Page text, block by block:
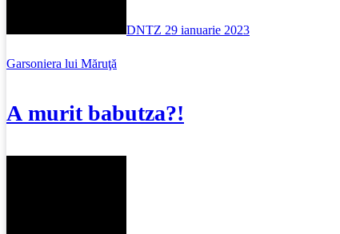
DNTZ 29 ianuarie 2023
Garsoniera lui Măruţă
A murit babutza?!